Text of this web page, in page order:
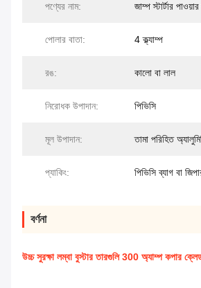
পণ্যের নাম: জাম্প স্টার্টার
পোলার বাতা: 4 ক্ল্যাম্প
রঙ: কালো বা লাল
নিরোধক উপাদান: পিভিসি
মূল উপাদান: তামা পরিহিত
প্যাকিং: পিভিসি ব্যাগ বা
বর্ণনা
উচ্চ সুরক্ষা লম্বা বুস্টার তারগুলি 300 অ্যাম্প কপার